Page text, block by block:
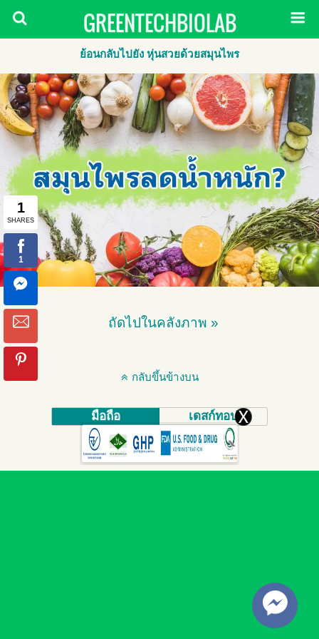
GREENTECHBIOLAB
ย้อนกลับไปยัง หุ่นสวยด้วยสมุนไพร
ถัดไปในคลังภาพ »
กลับขึ้นข้างบน
มือถือ เดสก์ทอป